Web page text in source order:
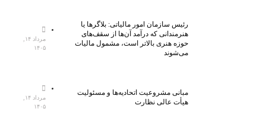
رئیس سازمان امور مالیاتی: بلاگر‌ها یا
هنرمندانی که درآمد آن‌ها از سقف‌های
حوزه هنری بالاتر است، مشمول مالیات
می‌شوند
۱۴۰۵
مبانی مشروعیت اتحادیه‌ها و مسئولیت
هیأت عالی نظارت
۱۴۰۵